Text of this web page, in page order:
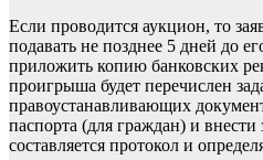
Если проводится аукцион, то
подавать не позднее 5 дней до
приложить копию банковских
проигрыша будет перечислен
правоустанавливающих
паспорта (для граждан) и внести
составляется протокол и